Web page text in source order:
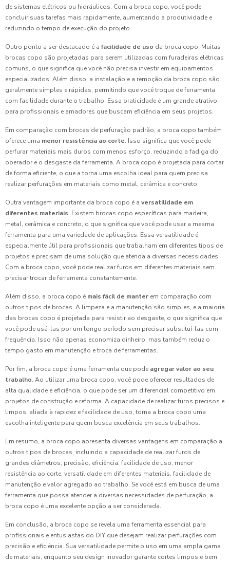
de sistemas elétricos ou hidráulicos. Com a broca copo, você pode
concluir suas tarefas mais rapidamente, aumentando a produtividade e
reduzindo o tempo de execução do projeto.
Outro ponto a ser destacado é a facilidade de uso da broca copo. Muitas
brocas copo são projetadas para serem utilizadas com furadeiras elétricas
comuns, o que significa que você não precisa investir em equipamentos
especializados. Além disso, a instalação e a remoção da broca copo são
geralmente simples e rápidas, permitindo que você troque de ferramenta
com facilidade durante o trabalho. Essa praticidade é um grande atrativo
para profissionais e amadores que buscam eficiência em seus projetos.
Em comparação com brocas de perfuração padrão, a broca copo também
oferece uma menor resistência ao corte. Isso significa que você pode
perfurar materiais mais duros com menos esforço, reduzindo a fadiga do
operador e o desgaste da ferramenta. A broca copo é projetada para cortar
de forma eficiente, o que a torna uma escolha ideal para quem precisa
realizar perfurações em materiais como metal, cerâmica e concreto.
Outra vantagem importante da broca copo é a versatilidade em
diferentes materiais. Existem brocas copo específicas para madeira,
metal, cerâmica e concreto, o que significa que você pode usar a mesma
ferramenta para uma variedade de aplicações. Essa versatilidade é
especialmente útil para profissionais que trabalham em diferentes tipos de
projetos e precisam de uma solução que atenda a diversas necessidades.
Com a broca copo, você pode realizar furos em diferentes materiais sem
precisar trocar de ferramenta constantemente.
Além disso, a broca copo é mais fácil de manter em comparação com
outros tipos de brocas. A limpeza e a manutenção são simples, e a maioria
das brocas copo é projetada para resistir ao desgaste, o que significa que
você pode usá-las por um longo período sem precisar substituí-las com
frequência. Isso não apenas economiza dinheiro, mas também reduz o
tempo gasto em manutenção e troca de ferramentas.
Por fim, a broca copo é uma ferramenta que pode agregar valor ao seu
trabalho. Ao utilizar uma broca copo, você pode oferecer resultados de
alta qualidade e eficiência, o que pode ser um diferencial competitivo em
projetos de construção e reforma. A capacidade de realizar furos precisos e
limpos, aliada à rapidez e facilidade de uso, torna a broca copo uma
escolha inteligente para quem busca excelência em seus trabalhos.
Em resumo, a broca copo apresenta diversas vantagens em comparação a
outros tipos de brocas, incluindo a capacidade de realizar furos de
grandes diâmetros, precisão, eficiência, facilidade de uso, menor
resistência ao corte, versatilidade em diferentes materiais, facilidade de
manutenção e valor agregado ao trabalho. Se você está em busca de uma
ferramenta que possa atender a diversas necessidades de perfuração, a
broca copo é uma excelente opção a ser considerada.
Em conclusão, a broca copo se revela uma ferramenta essencial para
profissionais e entusiastas do DIY que desejam realizar perfurações com
precisão e eficiência. Sua versatilidade permite o uso em uma ampla gama
de materiais, enquanto seu design inovador garante cortes limpos e bem